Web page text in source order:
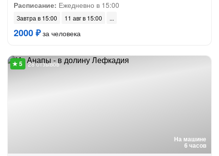
Расписание: Ежедневно в 15:00
Завтра в 15:00 11 авг в 15:00
2000 ₽за человека
На машине
6 часов
28 отзывов